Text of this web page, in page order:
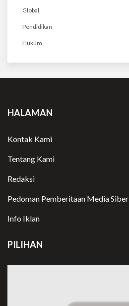
Global
Pendidikan
Hukum
HALAMAN
Kontak Kami
Tentang Kami
Redaksi
Pedoman Pemberitaan Media Siber
Info Iklan
PILIHAN